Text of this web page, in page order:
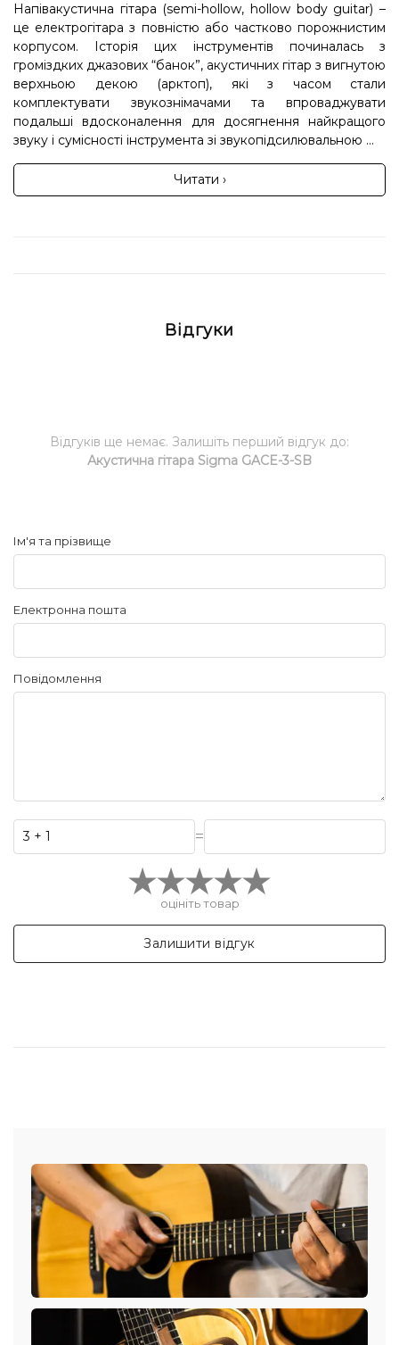
Напівакустична гітара (semi-hollow, hollow body guitar) –
це електрогітара з повністю або частково порожнистим
корпусом. Історія цих інструментів починалась з
громіздких джазових “банок”, акустичних гітар з вигнутою
верхньою декою (арктоп), які з часом стали
комплектувати звукознімачами та впроваджувати
подальші вдосконалення для досягнення найкращого
звуку і сумісності інструмента зі звукопідсилювальною ...
Читати ›
Відгуки
Відгуків ще немає. Залишіть перший відгук до:
Акустична гітара Sigma GACE-3-SB
Ім'я та прізвище
Електронна пошта
Повідомлення
=
оцініть товар
Залишити відгук